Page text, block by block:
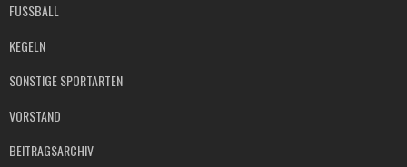
FUSSBALL
KEGELN
SONSTIGE SPORTARTEN
VORSTAND
BEITRAGSARCHIV